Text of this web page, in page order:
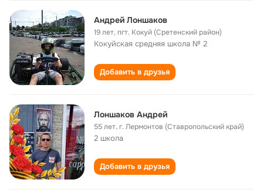
Андрей Лоншаков
19 лет,пгт. Кокуй (Сретенский район)
Кокуйская средняя школа № 2
Добавить в друзья
Лоншаков Андрей
55 лет,г. Лермонтов (Ставропольский край)
2 школа
Добавить в друзья